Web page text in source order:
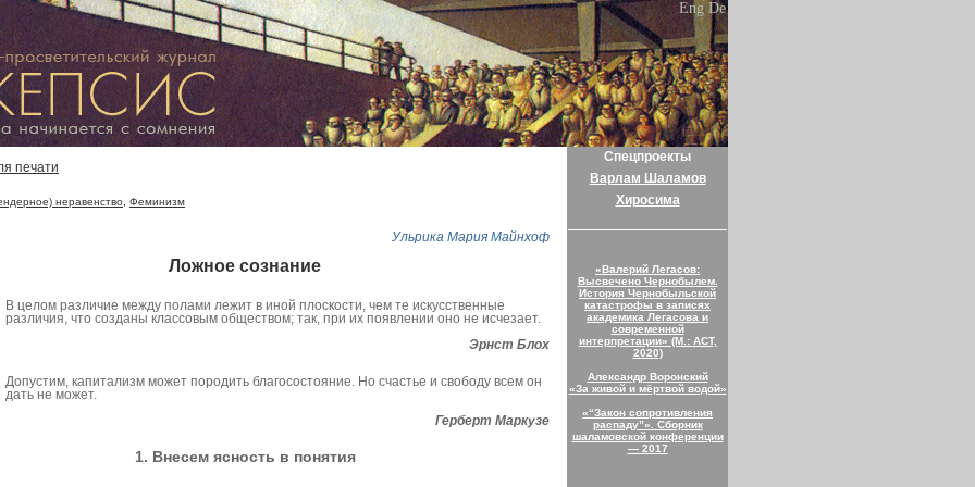
Eng De
печати
неравенство Феминизм
Ульрика Мария Майнхоф
Ложное сознание
В целом различие между полами лежит в иной плоскости, чем те искусственные
различия, что созданы классовым обществом; так, при их появлении оно не исчезает.
Эрнст Блох
Допустим, капитализм может породить благосостояние. Но счастье и свободу всем он
дать не может.
Герберт Маркузе
1. Внесем ясность в понятия
Спецпроекты
Варлам Шаламов
Хиросима
«Валерий Легасов:
Высвечено Чернобылем.
История Чернобыльской
катастрофы в записях
академика Легасова и
современной
интерпретации» (М.: АСТ,
2020)
Александр Воронский
«За живой и мёртвой водой»
«“Закон сопротивления
распаду”». Сборник
шаламовской конференции
— 2017